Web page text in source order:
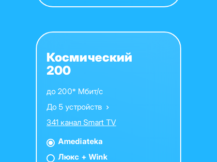
Космический
200
до 200* Мбит/с
До 5 устройств
341 канал Smart TV
Amediateka
Люкс + Wink